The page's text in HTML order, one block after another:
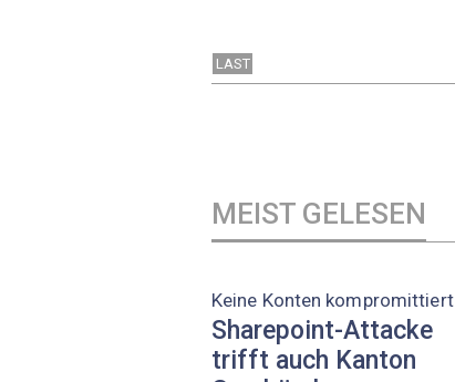
LAST
MEIST GELESEN
Keine Konten kompromittiert
Sharepoint-Attacke
trifft auch Kanton